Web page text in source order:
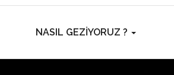
NASIL GEZİYORUZ ?